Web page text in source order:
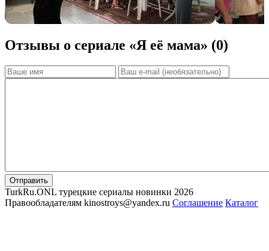
Отзывы о сериале «Я её мама» (0)
Отправить
TurkRu.ONL турецкие сериалы новинки 2026
Правообладателям kinostroys@yandex.ru Соглашение Каталог